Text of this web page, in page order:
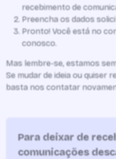
recebimento de
Preencha os dados
Pronto! Você está no
conosco.
Mas lembre-se, estamos
Se mudar de ideia ou quiser
basta nos contatar
Para deixar de
comunicações